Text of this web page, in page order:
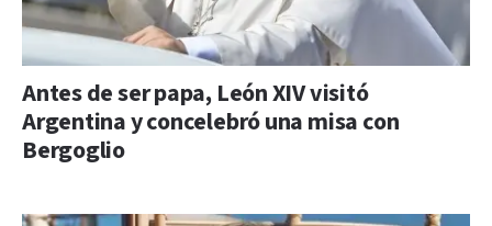
Antes de ser papa, León XIV visitó
Argentina y concelebró una misa con
Bergoglio